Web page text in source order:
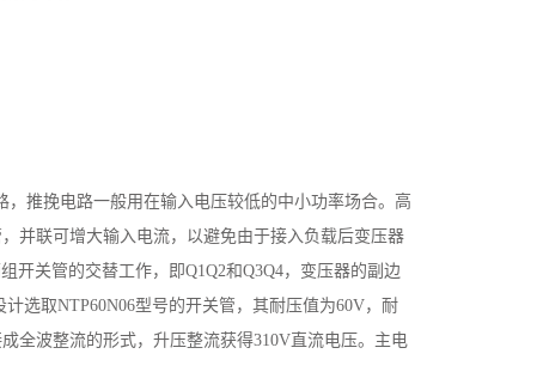
推挽电路一般用在输入电压较低的中小功率场合。高
并联可增大输入电流，以避免由于接入负载后变压器
开关管的交替工作，即Q1Q2和Q3Q4，变压器的副边
选取NTP60N06型号的开关管，其耐压值为60V，耐
全波整流的形式，升压整流获得310V直流电压。主电